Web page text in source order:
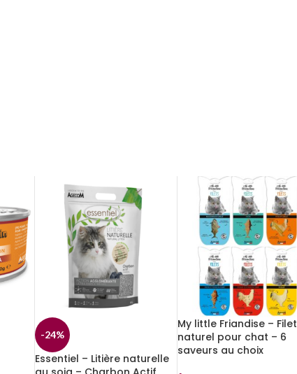
-24%
Essentiel – Litière naturelle
My little Friandise – Filet
naturel pour chat – 6
saveurs au choix